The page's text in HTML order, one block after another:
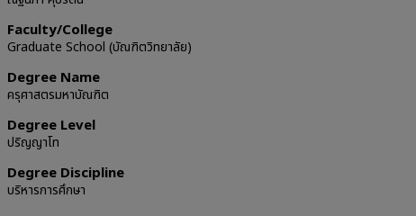
Faculty/College
Graduate School (บัณฑิตวิทยาลัย)
Degree Name
ครุศาสตรมหาบัณฑิต
Degree Level
ปริญญาโท
Degree Discipline
บริหารการศึกษา